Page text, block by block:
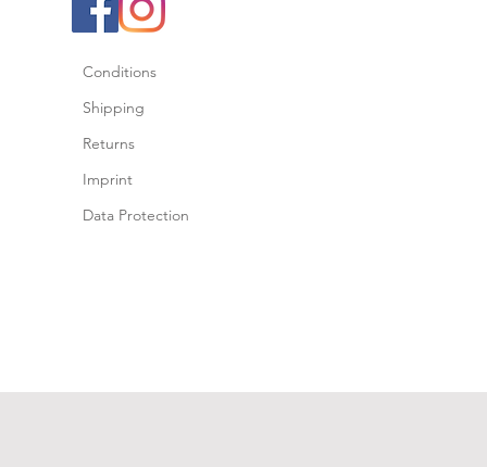
Conditions
Shipping
Returns
Imprint
Data Protection